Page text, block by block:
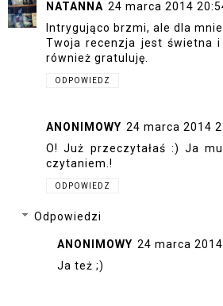
NATANNA 24 marca 2014
Intrygująco brzmi, ale dla mnie
Twoja recenzja jest świetna
również gratuluję.
ODPOWIEDZ
ANONIMOWY 24 marca 2014
O! Już przeczytałaś :) Ja
czytaniem.!
ODPOWIEDZ
Odpowiedzi
ANONIMOWY 24 marca
Ja też ;)